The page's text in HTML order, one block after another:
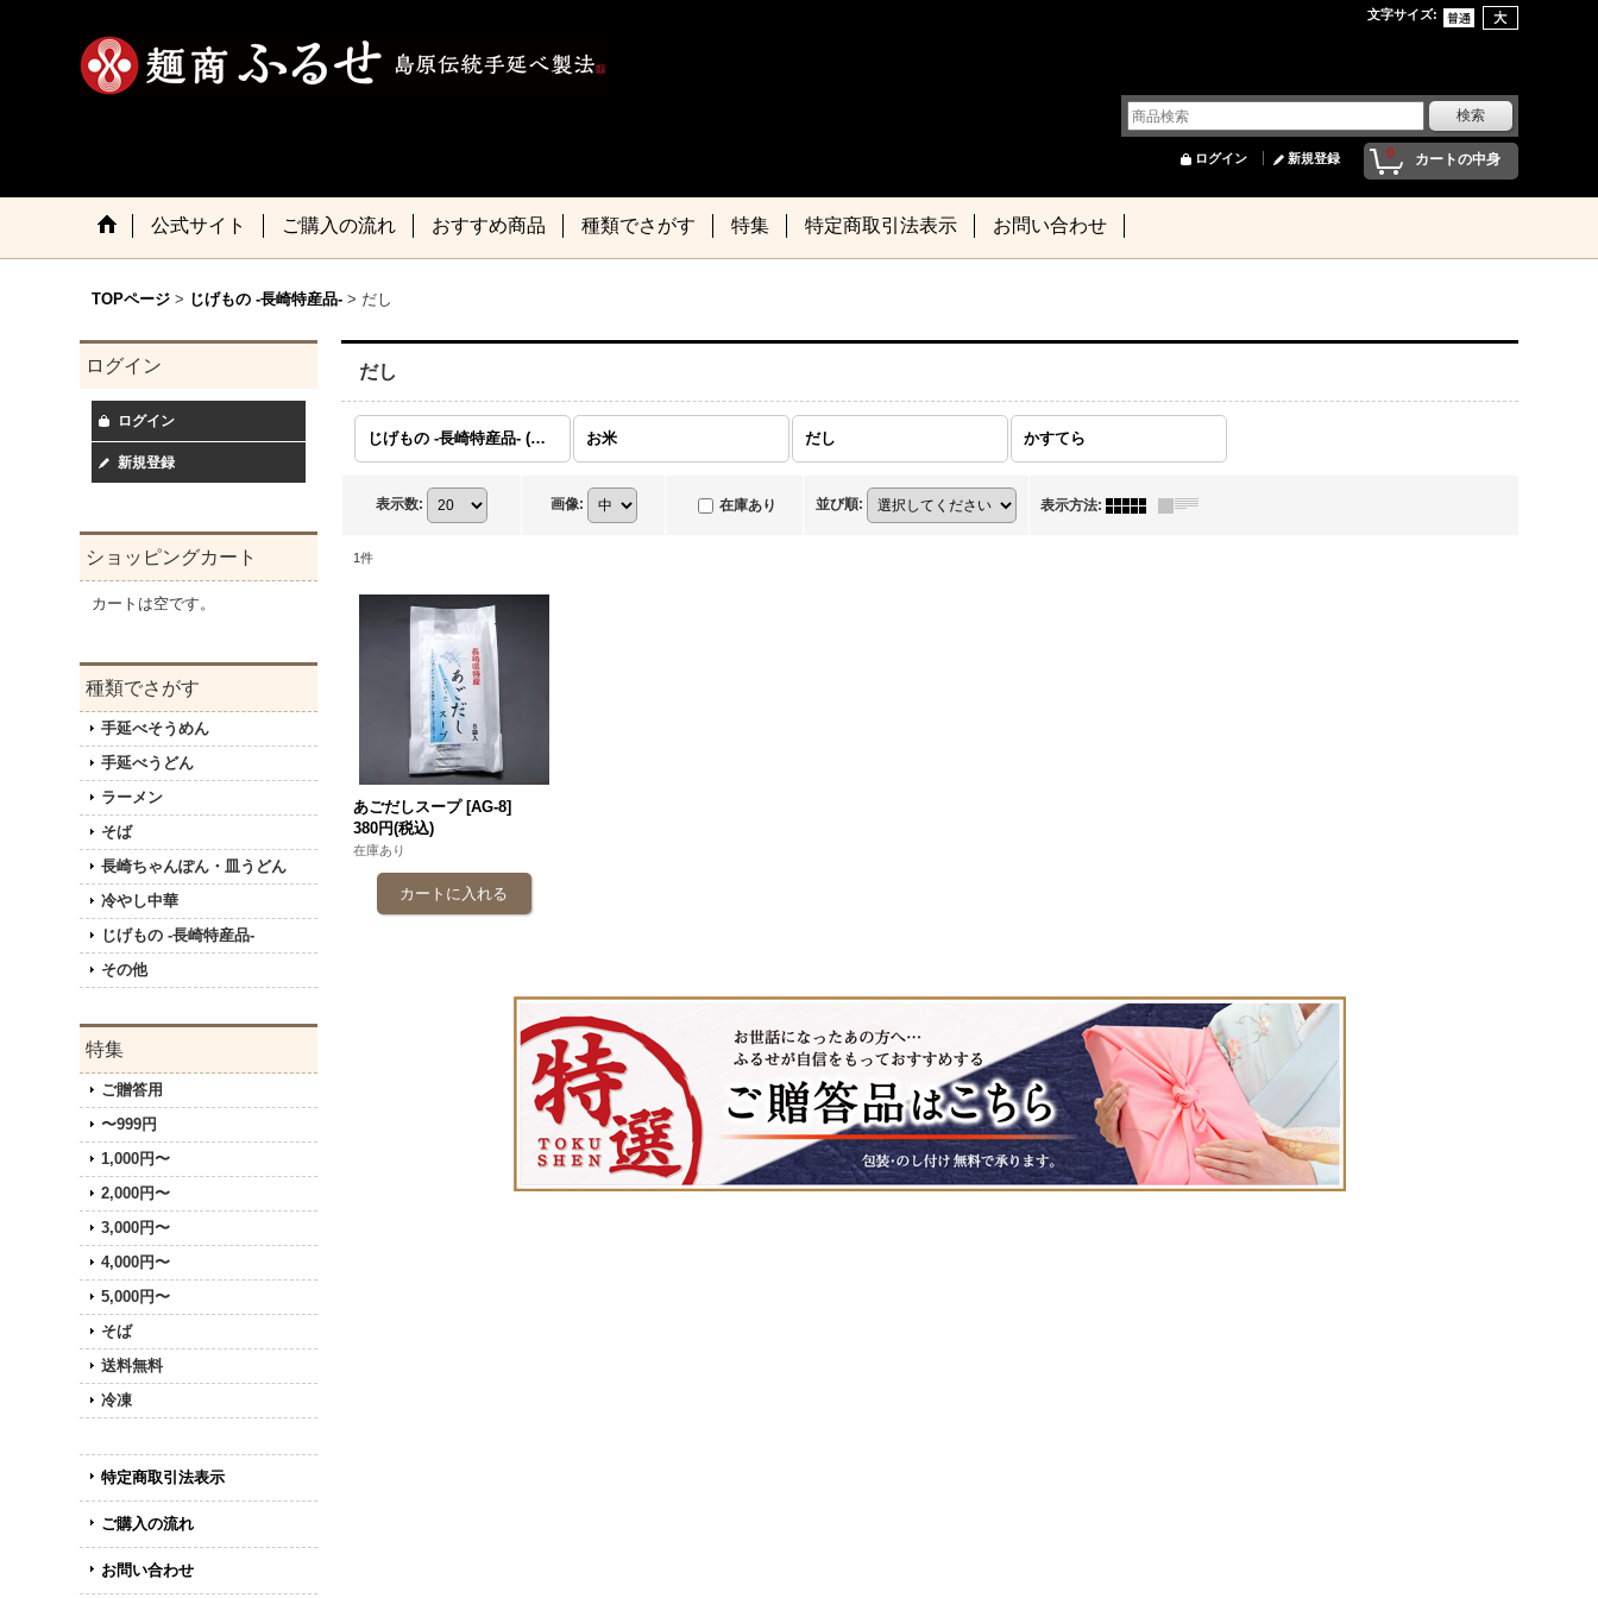
文字サイズ:
0 カートの中身
ログイン 新規登録
公式サイト ご購入の流れ おすすめ商品 種類でさがす 特集 特定商取引法表示 お問い合わせ
TOPページ > じげもの -長崎特産品- > だし
ログイン
ログイン
新規登録
ショッピングカート
カートは空です。
種類でさがす
手延べそうめん
手延べうどん
ラーメン
そば
長崎ちゃんぽん・皿うどん
冷やし中華
じげもの -長崎特産品-
その他
特集
ご贈答用
〜999円
1,000円〜
2,000円〜
3,000円〜
4,000円〜
5,000円〜
そば
送料無料
冷凍
特定商取引法表示
ご購入の流れ
お問い合わせ
だし
じげもの -長崎特産品- (全商品) お米 だし かすてら
表示数: 画像: 在庫あり 並び順: 表示方法:
1件
あごだしスープ [AG-8]
380円(税込)
在庫あり